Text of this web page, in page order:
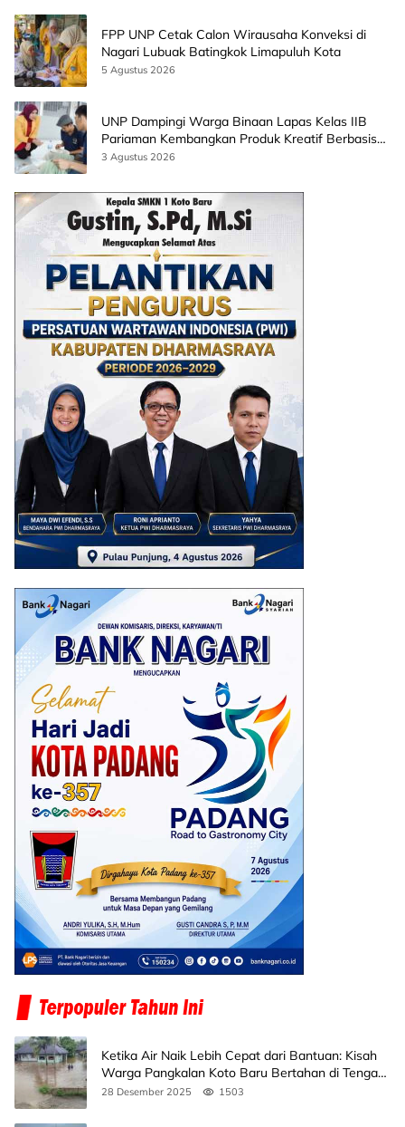
FPP UNP Cetak Calon Wirausaha Konveksi di
Nagari Lubuak Batingkok Limapuluh Kota
5 Agustus 2026
UNP Dampingi Warga Binaan Lapas Kelas IIB
Pariaman Kembangkan Produk Kreatif Berbasis
AI
3 Agustus 2026
Ketika Air Naik Lebih Cepat dari Bantuan: Kisah
Warga Pangkalan Koto Baru Bertahan di Tengah
Banjir
28 Desember 2025 1503